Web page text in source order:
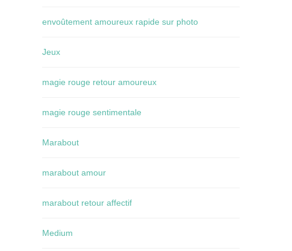
envoûtement amoureux rapide sur photo
Jeux
magie rouge retour amoureux
magie rouge sentimentale
Marabout
marabout amour
marabout retour affectif
Medium